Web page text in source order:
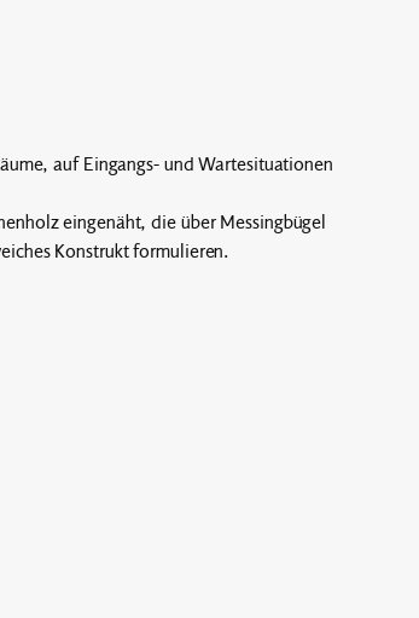
auf Eingangs- und Wartesituationen
eingenäht, die über Messingbügel
Konstrukt formulieren.